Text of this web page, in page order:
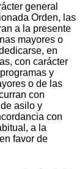
general
Orden, las
a la presente
mayores o
en
con carácter
y
o de las
con
asilo y
con
a la
favor de